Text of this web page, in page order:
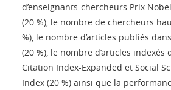
d’enseignants-chercheurs Prix
(20 %), le nombre de chercheurs
%), le nombre d’articles publiés
(20 %), le nombre d’articles indexés
Citation Index-Expanded et Social
Index (20 %) ainsi que la